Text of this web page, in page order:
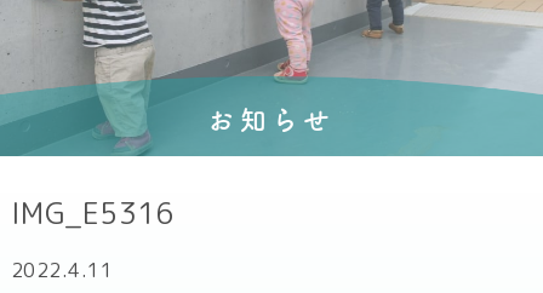
お知らせ
IMG_E5316
2022.4.11